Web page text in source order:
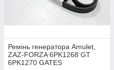
Ремінь генератора Amulet,
ZAZ-FORZA 6PK1268 GT
6PK1270 GATES